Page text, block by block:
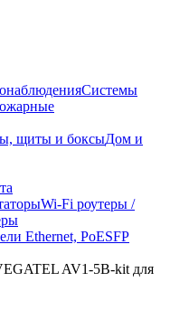
Системы
щиты и боксыДом и
Wi-Fi роутеры /
Ethernet, PoESFP
AV1-5B-kit для